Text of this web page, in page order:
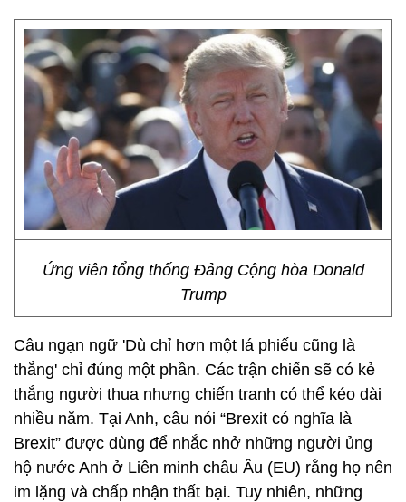
Ứng viên tổng thống Đảng Cộng hòa Donald
Trump
Câu ngạn ngữ 'Dù chỉ hơn một lá phiếu cũng là
thắng' chỉ đúng một phần. Các trận chiến sẽ có kẻ
thắng người thua nhưng chiến tranh có thể kéo dài
nhiều năm. Tại Anh, câu nói “Brexit có nghĩa là
Brexit” được dùng để nhắc nhở những người ủng
hộ nước Anh ở Liên minh châu Âu (EU) rằng họ nên
im lặng và chấp nhận thất bại. Tuy nhiên, những